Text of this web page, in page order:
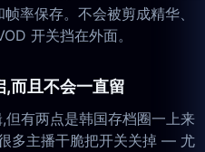
率保存。不会被剪成精华、
开关挡在外面。
而且不会一直留
有两点是韩国存档圈一上来
多主播干脆把开关关掉 — 尤